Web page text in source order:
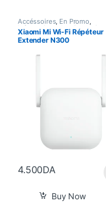
Accéssoires, En Promo
Informatique, Les Populaires
Nouvel Arrivage
Xiaomi Mi Wi-Fi Répéteur
Extender N300
4.500DA
Buy Now